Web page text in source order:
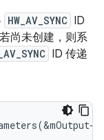
HW_AV_SYNC ID
尚未创建，则系
ID 传递